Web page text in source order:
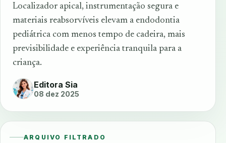
Localizador apical, instrumentação segura e
materiais reabsorvíveis elevam a endodontia
pediátrica com menos tempo de cadeira, mais
previsibilidade e experiência tranquila para a
criança.
Editora Sia
08 dez 2025
ARQUIVO FILTRADO